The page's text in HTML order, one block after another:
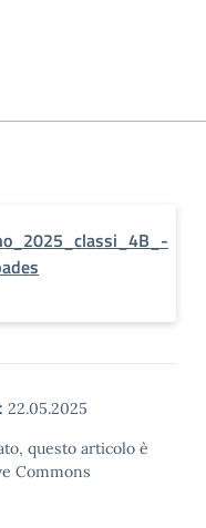
22.05.2025
questo articolo è
Commons